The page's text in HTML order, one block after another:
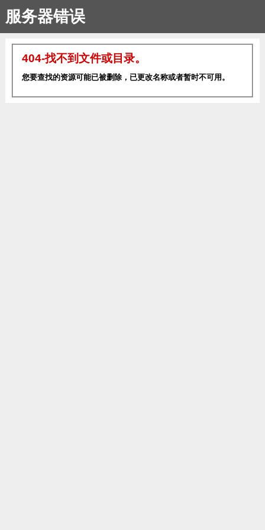
服务器错误
404-找不到文件或目录。
您要查找的资源可能已被删除，已更改名称或者暂时不可用。